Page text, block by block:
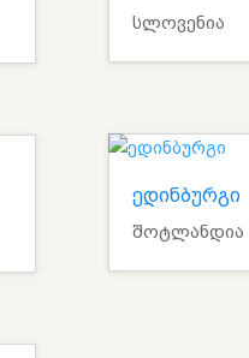
სლოვენია
ედინბურგი
შოტლანდია